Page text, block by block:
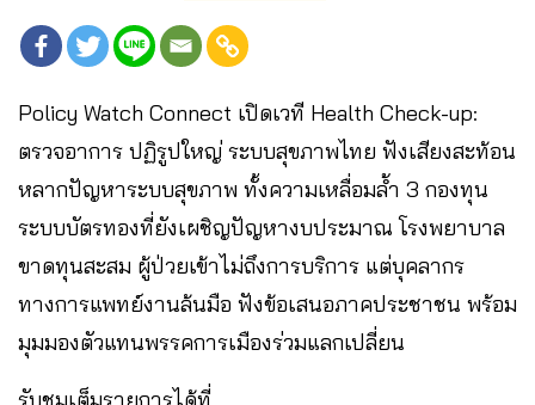
Policy Watch Connect เปิดเวที Health Check-up:
ตรวจอาการ ปฏิรูปใหญ่ ระบบสุขภาพไทย ฟังเสียงสะท้อน
หลากปัญหาระบบสุขภาพ ทั้งความเหลื่อมล้ำ 3 กองทุน
ระบบบัตรทองที่ยังเผชิญปัญหางบประมาณ โรงพยาบาล
ขาดทุนสะสม ผู้ป่วยเข้าไม่ถึงการบริการ แต่บุคลากร
ทางการแพทย์งานล้นมือ ฟังข้อเสนอภาคประชาชน พร้อม
มุมมองตัวแทนพรรคการเมืองร่วมแลกเปลี่ยน